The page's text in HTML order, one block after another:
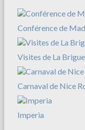
Conférence de
Visites de La
Carnaval de Nice
Imperia